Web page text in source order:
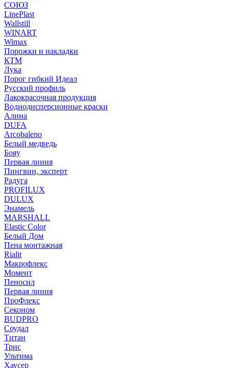
СОЮЗ
LinePlast
Wallstill
WINART
Wimax
Порожки и накладки
КТМ
Лука
Порог гибкий Идеал
Русский профиль
Лакокрасочная продукция
Воднодисперсионные краски
Алина
DUFA
Arcobaleno
Белый медведь
Бояу
Первая линия
Пингвин, эксперт
Радуга
PROFILUX
DULUX
Энамель
MARSHALL
Elastic Color
Белый Дом
Пена монтажная
Rialit
Макрофлекс
Момент
Пеносил
Первая линия
ПроФлекс
Секоном
BUDPRO
Соудал
Титан
Трис
Ультима
Хаусер